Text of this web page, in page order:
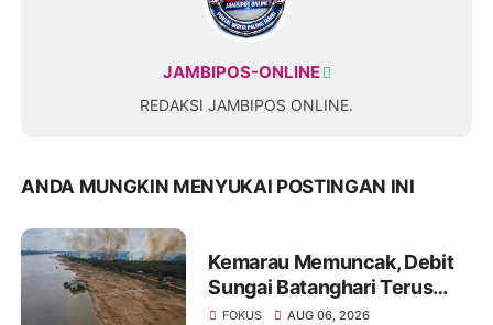
JAMBIPOS-ONLINE
REDAKSI JAMBIPOS ONLINE.
ANDA MUNGKIN MENYUKAI POSTINGAN INI
Kemarau Memuncak, Debit
Sungai Batanghari Terus
Menyusut, Jambi Hadapi
FOKUS AUG 06, 2026